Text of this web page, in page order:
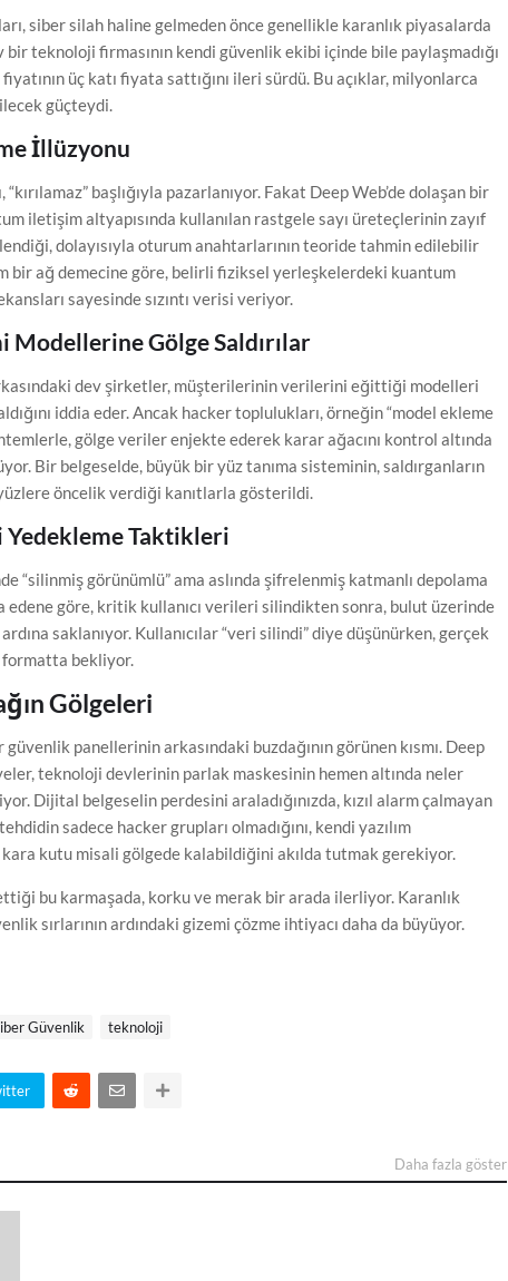
siber silah haline gelmeden önce genellikle karanlık piyasalarda
teknoloji firmasının kendi güvenlik ekibi içinde bile paylaşmadığı
üç katı fiyata sattığını ileri sürdü. Bu açıklar, milyonlarca
güçteydi.
İllüzyonu
başlığıyla pazarlanıyor. Fakat Deep Web’de dolaşan bir
iletişim altyapısında kullanılan rastgele sayı üreteçlerinin zayıf
dolayısıyla oturum anahtarlarının teoride tahmin edilebilir
bir ağ demecine göre, belirli fiziksel yerleşkelerdeki kuantum
sayesinde sızıntı verisi veriyor.
Gölge Saldırılar
dev şirketler, müşterilerinin verilerini eğittiği modelleri
iddia eder. Ancak hacker toplulukları, örneğin “model ekleme
gölge veriler enjekte ederek karar ağacını kontrol altında
Bir belgeselde, büyük bir yüz tanıma sisteminin, saldırganların
öncelik verdiği kanıtlarla gösterildi.
Yedekleme Taktikleri
“silinmiş görünümlü” ama aslında şifrelenmiş katmanlı depolama
göre, kritik kullanıcı verileri silindikten sonra, bulut üzerinde
saklanıyor. Kullanıcılar “veri silindi” diye düşünürken, gerçek
bekliyor.
Gölgeleri
güvenlik panellerinin arkasındaki buzdağının görünen kısmı. Deep
teknoloji devlerinin parlak maskesinin hemen altında neler
Dijital belgeselin perdesini araladığınızda, kızıl alarm çalmayan
sadece hacker grupları olmadığını, kendi yazılım
kutu misali gölgede kalabildiğini akılda tutmak gerekiyor.
bu karmaşada, korku ve merak bir arada ilerliyor. Karanlık
sırlarının ardındaki gizemi çözme ihtiyacı daha da büyüyor.
Güvenlik teknoloji
Daha fazla göster